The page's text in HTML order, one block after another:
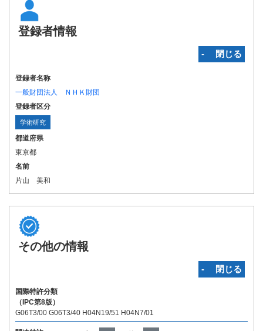
登録者情報
‐ 閉じる
登録者名称
一般財団法人 ＮＨＫ財団
登録者区分
学術研究
都道府県
東京都
名前
片山 美和
その他の情報
‐ 閉じる
国際特許分類
（IPC第8版）
G06T3/00 G06T3/40 H04N19/51 H04N7/01